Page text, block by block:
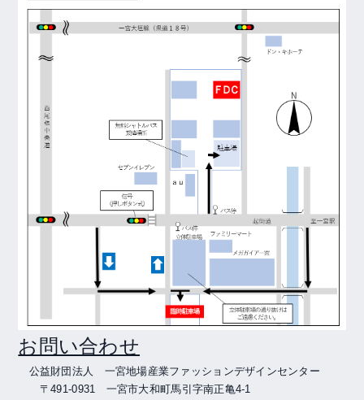
お問い合わせ
公益財団法人 一宮地場産業ファッションデザインセンター
〒491-0931 一宮市大和町馬引字南正亀4-1